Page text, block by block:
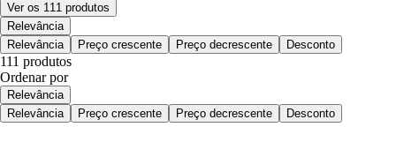
Ver os 111 produtos
Relevância
Relevância
Preço crescente Preço decrescente Desconto
111 produtos
Ordenar por
Relevância
Relevância
Preço crescente Preço decrescente Desconto